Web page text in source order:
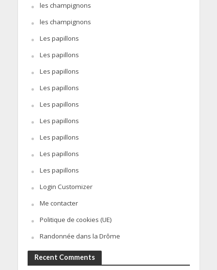
les champignons
les champignons
Les papillons
Les papillons
Les papillons
Les papillons
Les papillons
Les papillons
Les papillons
Les papillons
Les papillons
Login Customizer
Me contacter
Politique de cookies (UE)
Randonnée dans la Drôme
Recent Comments